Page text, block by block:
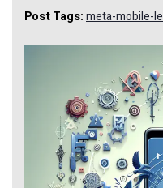
Post Tags:meta-mobile-